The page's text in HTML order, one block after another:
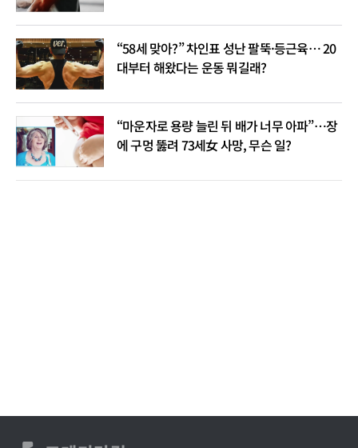
“58세 맞아?” 차인표 성난 팔뚝·등근육… 20
대부터 해왔다는 운동 뭐길래?
“마운자로 용량 늘린 뒤 배가 너무 아파”…장
에 구멍 뚫려 73세女 사망, 무슨 일?